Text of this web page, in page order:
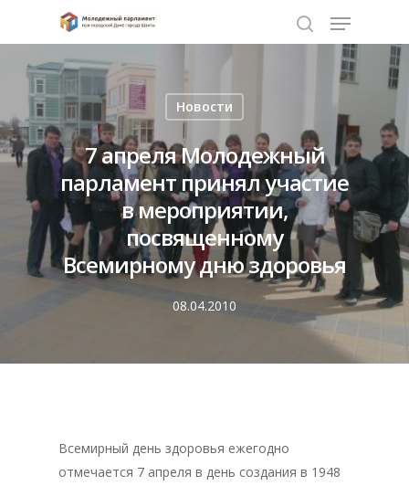
Нажмите Enter для поиска или ESC чтобы
закрыть
Новости
7 апреля Молодежный
парламент принял участие
в мероприятии,
посвященному
Всемирному дню здоровья
08.04.2010
Всемирный день здоровья ежегодно
отмечается 7 апреля в день создания в 1948